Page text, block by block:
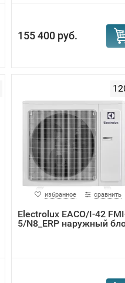
155 400 руб.
избранное сравнить
Electrolux EACO/I-42
5/N8_ERP наружный